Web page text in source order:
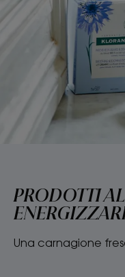
PRODOTTI
Una carnagione